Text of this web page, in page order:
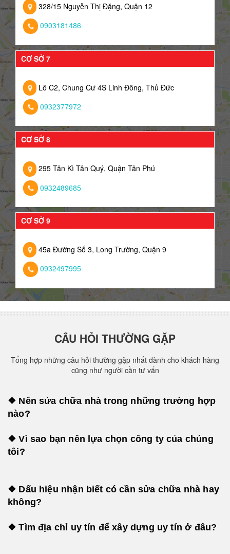
328/15 Nguyễn Thị Đặng, Quận 12
0903181486
CƠ SỞ 7
Lô C2, Chung Cư 4S Linh Đông, Thủ Đức
0932377972
CƠ SỞ 8
295 Tân Kì Tân Quý, Quận Tân Phú
0932489685
CƠ SỞ 9
45a Đường Số 3, Long Trường, Quận 9
0932497995
CÂU HỎI THƯỜNG GẶP
Tổng hợp những câu hỏi thường gặp nhất dành cho khách hàng
cũng như người cần tư vấn
❖ Nên sửa chữa nhà trong những trường hợp
nào?
❖ Vì sao bạn nên lựa chọn công ty của chúng
tôi?
❖ Dấu hiệu nhận biết có cần sửa chữa nhà hay
không?
❖ Tìm địa chỉ uy tín để xây dựng uy tín ở đâu?